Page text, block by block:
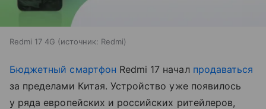
Redmi 17 4G источник: Redmi
Бюджетный смартфон Redmi 17 начал продаваться
за пределами Китая. Устройство уже появилось
у ряда европейских и российских ритейлеров,